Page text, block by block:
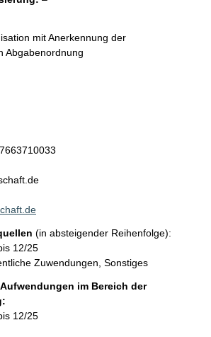
r
mit Anerkennung der
Abgabenordnung
(in absteigender Reihenfolge):
12/25
Zuwendungen, Sonstiges
im Bereich der
12/25